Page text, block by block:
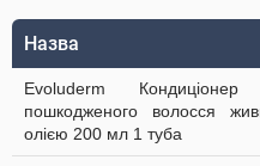
Назва
Evoluderm
пошкодженого волосся
олією 200 мл 1 туба